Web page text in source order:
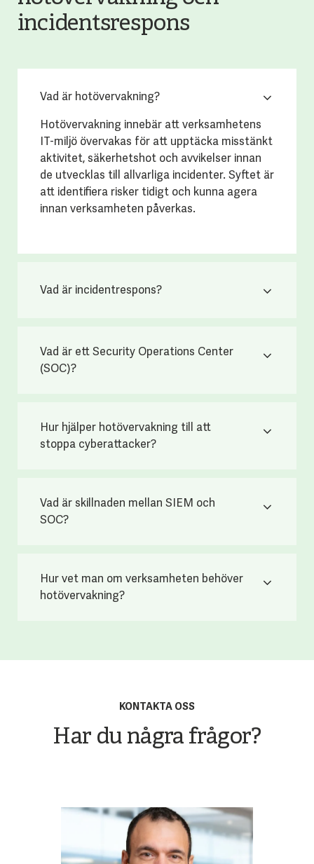
incidentsrespons
Vad är hotövervakning?
Hotövervakning innebär att verksamhetens
IT-miljö övervakas för att upptäcka misstänkt
aktivitet, säkerhetshot och avvikelser innan
de utvecklas till allvarliga incidenter. Syftet är
att identifiera risker tidigt och kunna agera
innan verksamheten påverkas.
Vad är incidentrespons?
Vad är ett Security Operations Center
(SOC)?
Hur hjälper hotövervakning till att
stoppa cyberattacker?
Vad är skillnaden mellan SIEM och
SOC?
Hur vet man om verksamheten behöver
hotövervakning?
KONTAKTA OSS
Har du några frågor?